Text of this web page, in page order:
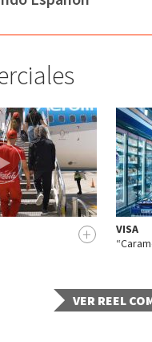
VER REEL
+
VISA